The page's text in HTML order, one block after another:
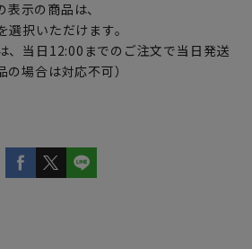
表示の商品は、
択いただけます。
、当日12:00までのご注文で当日発送
場合は対応不可）